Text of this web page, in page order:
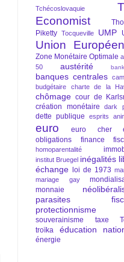
Tchécoslovaquie
Economist
Piketty Tocqueville UMP
Union
Zone Monétaire Optimale
50
austérité
banques centrales
budgétaire
charte de la
chômage cour de
création monétaire
dark
dette publique esprits
euro euro cher
obligations
finance
homoparentalité
institut Bruegel inégalités
échange
loi de 1973
mariage gay
monnaie
parasites
protectionnisme
souverainisme
taxe
troïka
éducation
énergie